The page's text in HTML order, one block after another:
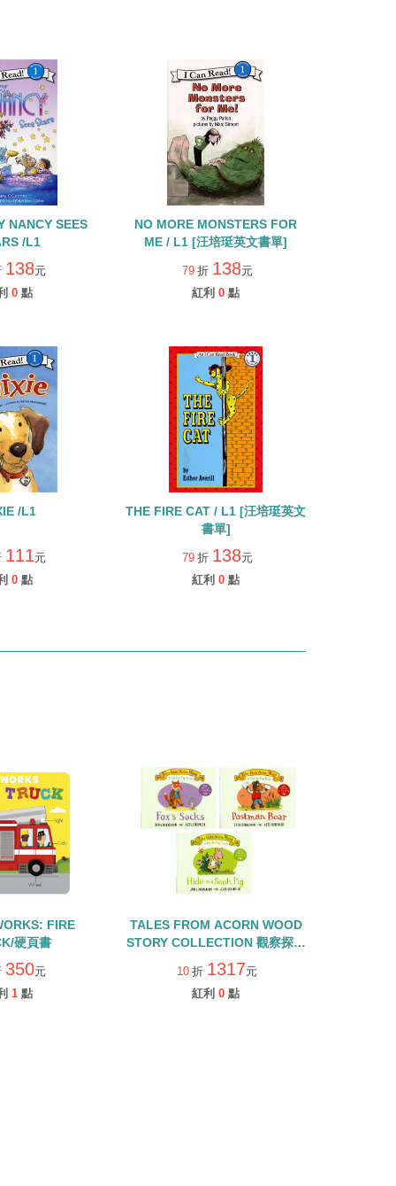
NANCY SEES
/L1
138元
0 點
NO MORE MONSTERS FOR
ME / L1 [汪培珽英文書單]
79 折 138元
紅利 0 點
/L1
111元
0 點
THE FIRE CAT / L1 [汪培珽英文
書單]
79 折 138元
紅利 0 點
FIRE
硬頁書
350元
1 點
TALES FROM ACORN WOOD
STORY COLLECTION 觀察探索
組/硬頁翻翻書+QR CODE
10 折 1317元
紅利 0 點